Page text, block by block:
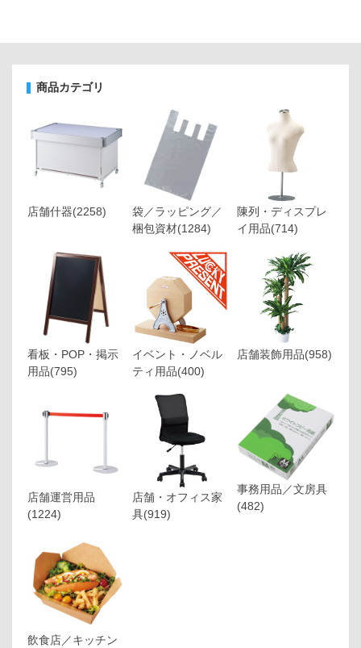
商品カテゴリ
店舗什器(2258)
袋／ラッピング／
梱包資材(1284)
陳列・ディスプレ
イ用品(714)
看板・POP・掲示
用品(795)
イベント・ノベル
ティ用品(400)
店舗装飾用品(958)
店舗運営用品
(1224)
店舗・オフィス家
具(919)
事務用品／文房具
(482)
飲食店／キッチン